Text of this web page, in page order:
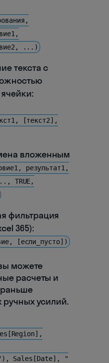
...)
текста с
[текст2],
вложенным
результат1,
TRUE,
фильтрация
365):
[если_пусто])
можете
расчеты и
ручных усилий.
Sales[Date], "